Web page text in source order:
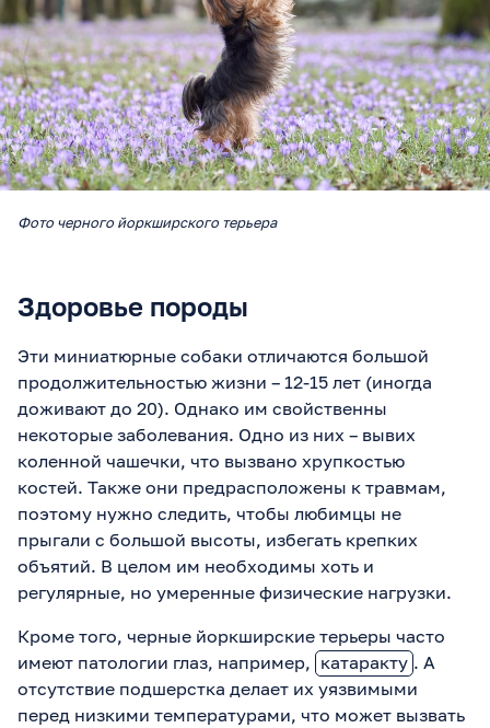
Фото черного йоркширского терьера
Здоровье породы
Эти миниатюрные собаки отличаются большой
продолжительностью жизни – 12-15 лет (иногда
доживают до 20). Однако им свойственны
некоторые заболевания. Одно из них – вывих
коленной чашечки, что вызвано хрупкостью
костей. Также они предрасположены к травмам,
поэтому нужно следить, чтобы любимцы не
прыгали с большой высоты, избегать крепких
объятий. В целом им необходимы хоть и
регулярные, но умеренные физические нагрузки.
Кроме того, черные йоркширские терьеры часто
имеют патологии глаз, например, катаракту . А
отсутствие подшерстка делает их уязвимыми
перед низкими температурами, что может вызвать